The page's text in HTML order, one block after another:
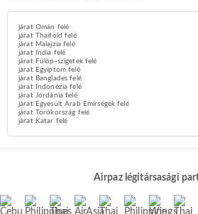
járat Omán felé
járat Thaiföld felé
járat Malajzia felé
járat India felé
járat Fülöp-szigetek felé
járat Egyiptom felé
járat Banglades felé
járat Indonézia felé
járat Jordánia felé
járat Egyesült Arab Emírségek felé
járat Törökország felé
járat Katar felé
Airpaz légitársasági